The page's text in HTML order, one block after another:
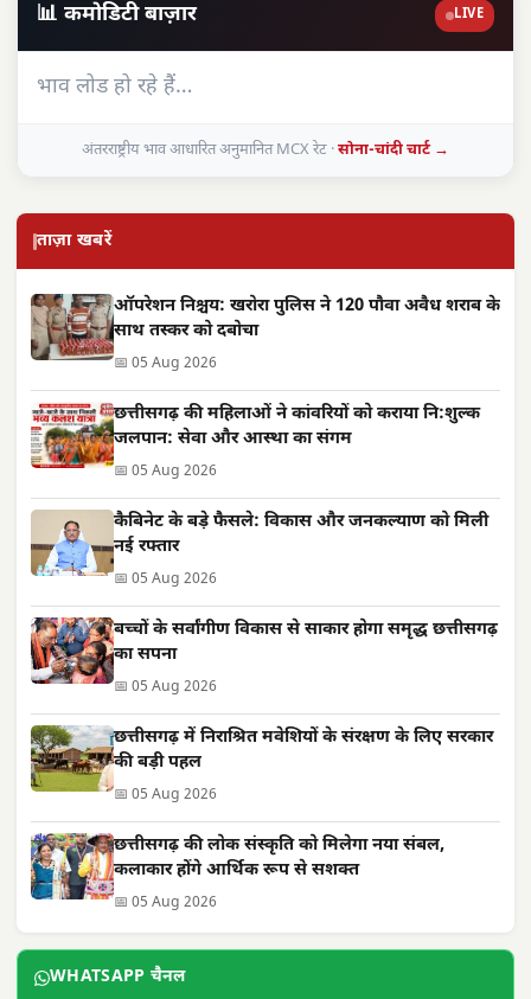
📊 कमोडिटी बाज़ार LIVE
भाव लोड हो रहे हैं…
अंतरराष्ट्रीय भाव आधारित अनुमानित MCX रेट ·सोना-चांदी चार्ट →
ताज़ा खबरें
ऑपरेशन निश्चय: खरोरा पुलिस ने 120 पौवा अवैध शराब के
साथ तस्कर को दबोचा
📅 05 Aug 2026
छत्तीसगढ़ की महिलाओं ने कांवरियों को कराया नि:शुल्क
जलपान: सेवा और आस्था का संगम
📅 05 Aug 2026
कैबिनेट के बड़े फैसले: विकास और जनकल्याण को मिली
नई रफ्तार
📅 05 Aug 2026
बच्चों के सर्वांगीण विकास से साकार होगा समृद्ध छत्तीसगढ़
का सपना
📅 05 Aug 2026
छत्तीसगढ़ में निराश्रित मवेशियों के संरक्षण के लिए सरकार
की बड़ी पहल
📅 05 Aug 2026
छत्तीसगढ़ की लोक संस्कृति को मिलेगा नया संबल,
कलाकार होंगे आर्थिक रूप से सशक्त
📅 05 Aug 2026
WHATSAPP चैनल